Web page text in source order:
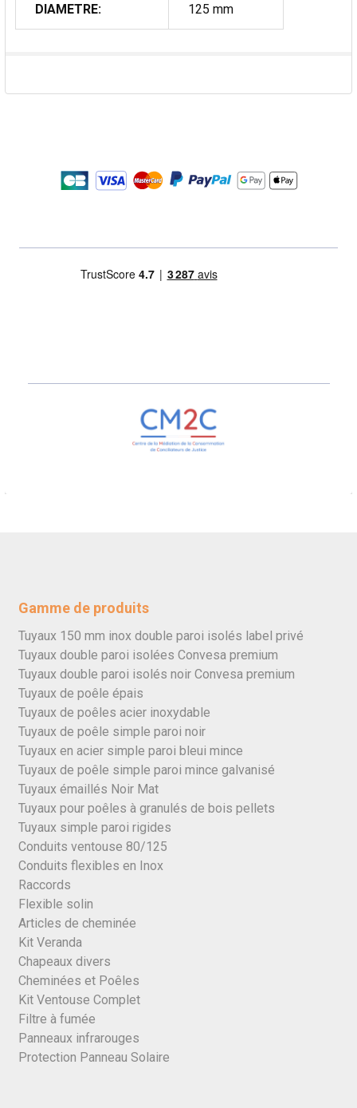
DIAMETRE: 125 mm
Gamme de produits
Tuyaux 150 mm inox double paroi isolés label privé
Tuyaux double paroi isolées Convesa premium
Tuyaux double paroi isolés noir Convesa premium
Tuyaux de poêle épais
Tuyaux de poêles acier inoxydable
Tuyaux de poêle simple paroi noir
Tuyaux en acier simple paroi bleui mince
Tuyaux de poêle simple paroi mince galvanisé
Tuyaux émaillés Noir Mat
Tuyaux pour poêles à granulés de bois pellets
Tuyaux simple paroi rigides
Conduits ventouse 80/125
Conduits flexibles en Inox
Raccords
Flexible solin
Articles de cheminée
Kit Veranda
Chapeaux divers
Cheminées et Poêles
Kit Ventouse Complet
Filtre à fumée
Panneaux infrarouges
Protection Panneau Solaire